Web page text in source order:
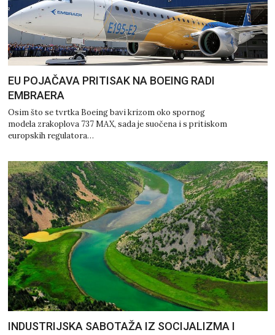
EU POJAČAVA PRITISAK NA BOEING RADI
EMBRAERA
Osim što se tvrtka Boeing bavi krizom oko spornog
modela zrakoplova 737 MAX, sada je suočena i s pritiskom
europskih regulatora…
INDUSTRIJSKA SABOTAŽA IZ SOCIJALIZMA I